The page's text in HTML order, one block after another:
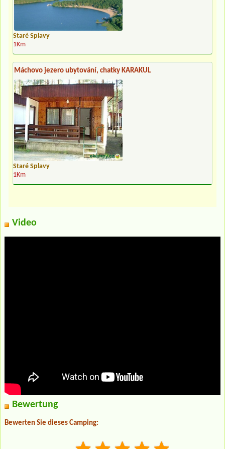
Staré Splavy
1Km
Máchovo jezero ubytování, chatky KARAKUL
Staré Splavy
1Km
Video
Bewertung
Bewerten Sie dieses Camping: